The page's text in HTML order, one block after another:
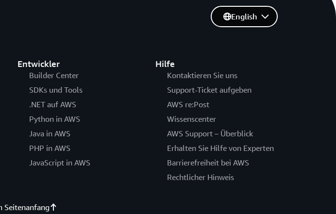
Entwickler
Builder Center
SDKs und Tools
.NET auf AWS
Python in AWS
Java in AWS
PHP in AWS
JavaScript in AWS
Hilfe
Kontaktieren Sie uns
Support-Ticket aufgeben
AWS re:Post
Wissenscenter
AWS Support – Überblick
Erhalten Sie Hilfe von Experten
Barrierefreiheit bei AWS
Rechtlicher Hinweis
English
Seitenanfang